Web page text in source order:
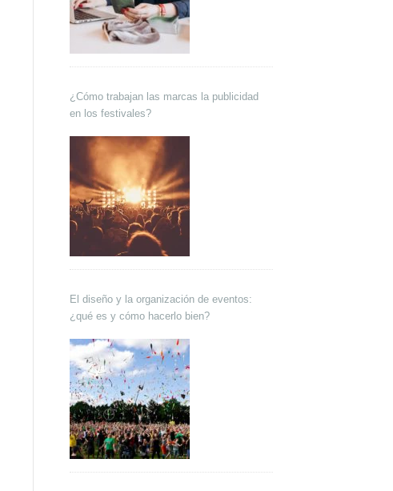
¿Cómo trabajan las marcas la publicidad
en los festivales?
El diseño y la organización de eventos:
¿qué es y cómo hacerlo bien?